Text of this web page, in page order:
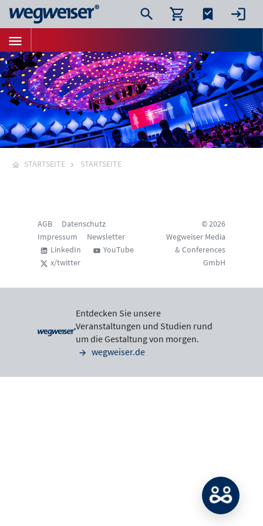
STARTSEITE STARTSEITE
AGB
Datenschutz
Impressum
Newsletter
LinkedIn
YouTube
x/twitter
© 2026
Wegweiser Media
& Conferences
GmbH
Entdecken Sie unsere
Veranstaltungen und Studien rund
um die Gestaltung von morgen.
wegweiser.de